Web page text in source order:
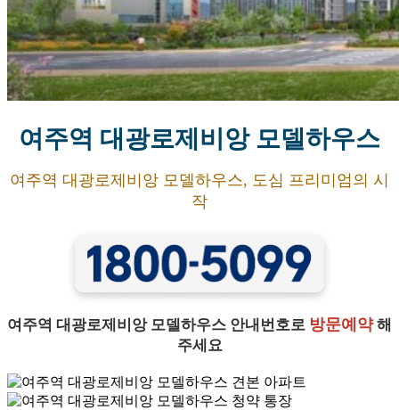
여주역 대광로제비앙 모델하우스
여주역 대광로제비앙 모델하우스, 도심 프리미엄의 시
작
여주역 대광로제비앙 모델하우스 안내번호로 방문예약해
주세요